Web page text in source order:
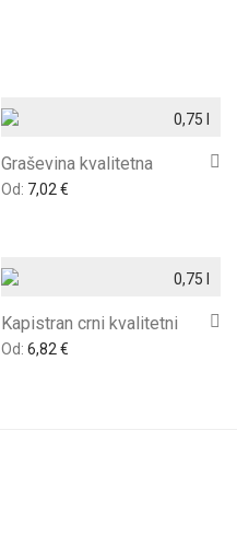
0,75 l
Graševina kvalitetna
Od: 7,02 €
0,75 l
Kapistran crni kvalitetni
Od: 6,82 €